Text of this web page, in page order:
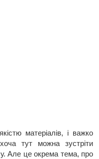
матеріалів, і важко
тут можна зустріти
Але це окрема тема, про